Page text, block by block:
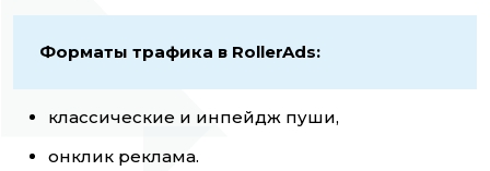
Форматы трафика в RollerAds:
классические и инпейдж пуши,
онклик реклама.